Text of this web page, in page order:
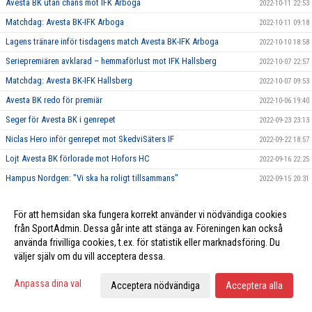
Avesta BK utan chans mot IFK Arboga 2022-10-11 22:53
Matchdag: Avesta BK-IFK Arboga 2022-10-11 09:18
Lagens tränare inför tisdagens match Avesta BK-IFK Arboga 2022-10-10 18:58
Seriepremiären avklarad – hemmaförlust mot IFK Hallsberg 2022-10-07 22:57
Matchdag: Avesta BK-IFK Hallsberg 2022-10-07 09:53
Avesta BK redo för premiär 2022-10-06 19:40
Seger för Avesta BK i genrepet 2022-09-23 23:13
Niclas Hero inför genrepet mot SkedviSäters IF 2022-09-22 18:57
Lojt Avesta BK förlorade mot Hofors HC 2022-09-16 22:25
Hampus Nordgen: "Vi ska ha roligt tillsammans" 2022-09-15 20:31
Inför Avesta BK-Skedvi/Säters IF 2022-09-12 20:45
Upp som en sol, ner som en pannkaka - förlust mot Hofors 2022-09-09 23:56
Matchdag: Hofors HC – Avesta BK
2022-09-08 18:58
2022-09-02 22:57
För att hemsidan ska fungera korrekt använder vi nödvändiga cookies
från SportAdmin. Dessa går inte att stänga av. Föreningen kan också
använda frivilliga cookies, t.ex. för statistik eller marknadsföring. Du
väljer själv om du vill acceptera dessa.
Anpassa dina val Acceptera nödvändiga Acceptera alla